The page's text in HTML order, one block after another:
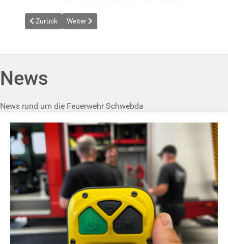
Vorheriger Beitrag: News vom 2026-03-14
Zurück Nächster Beitrag: News vom 2026-04-06
Weiter
News
News rund um die Feuerwehr Schwebda